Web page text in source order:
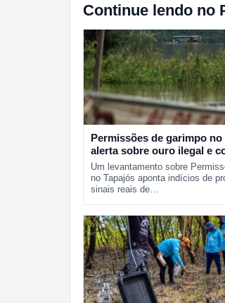
Continue lendo no
Permissões de garimpo no
alerta sobre ouro ilegal e
mercúrio
Um levantamento sobre
no Tapajós aponta indícios de
sinais reais de…